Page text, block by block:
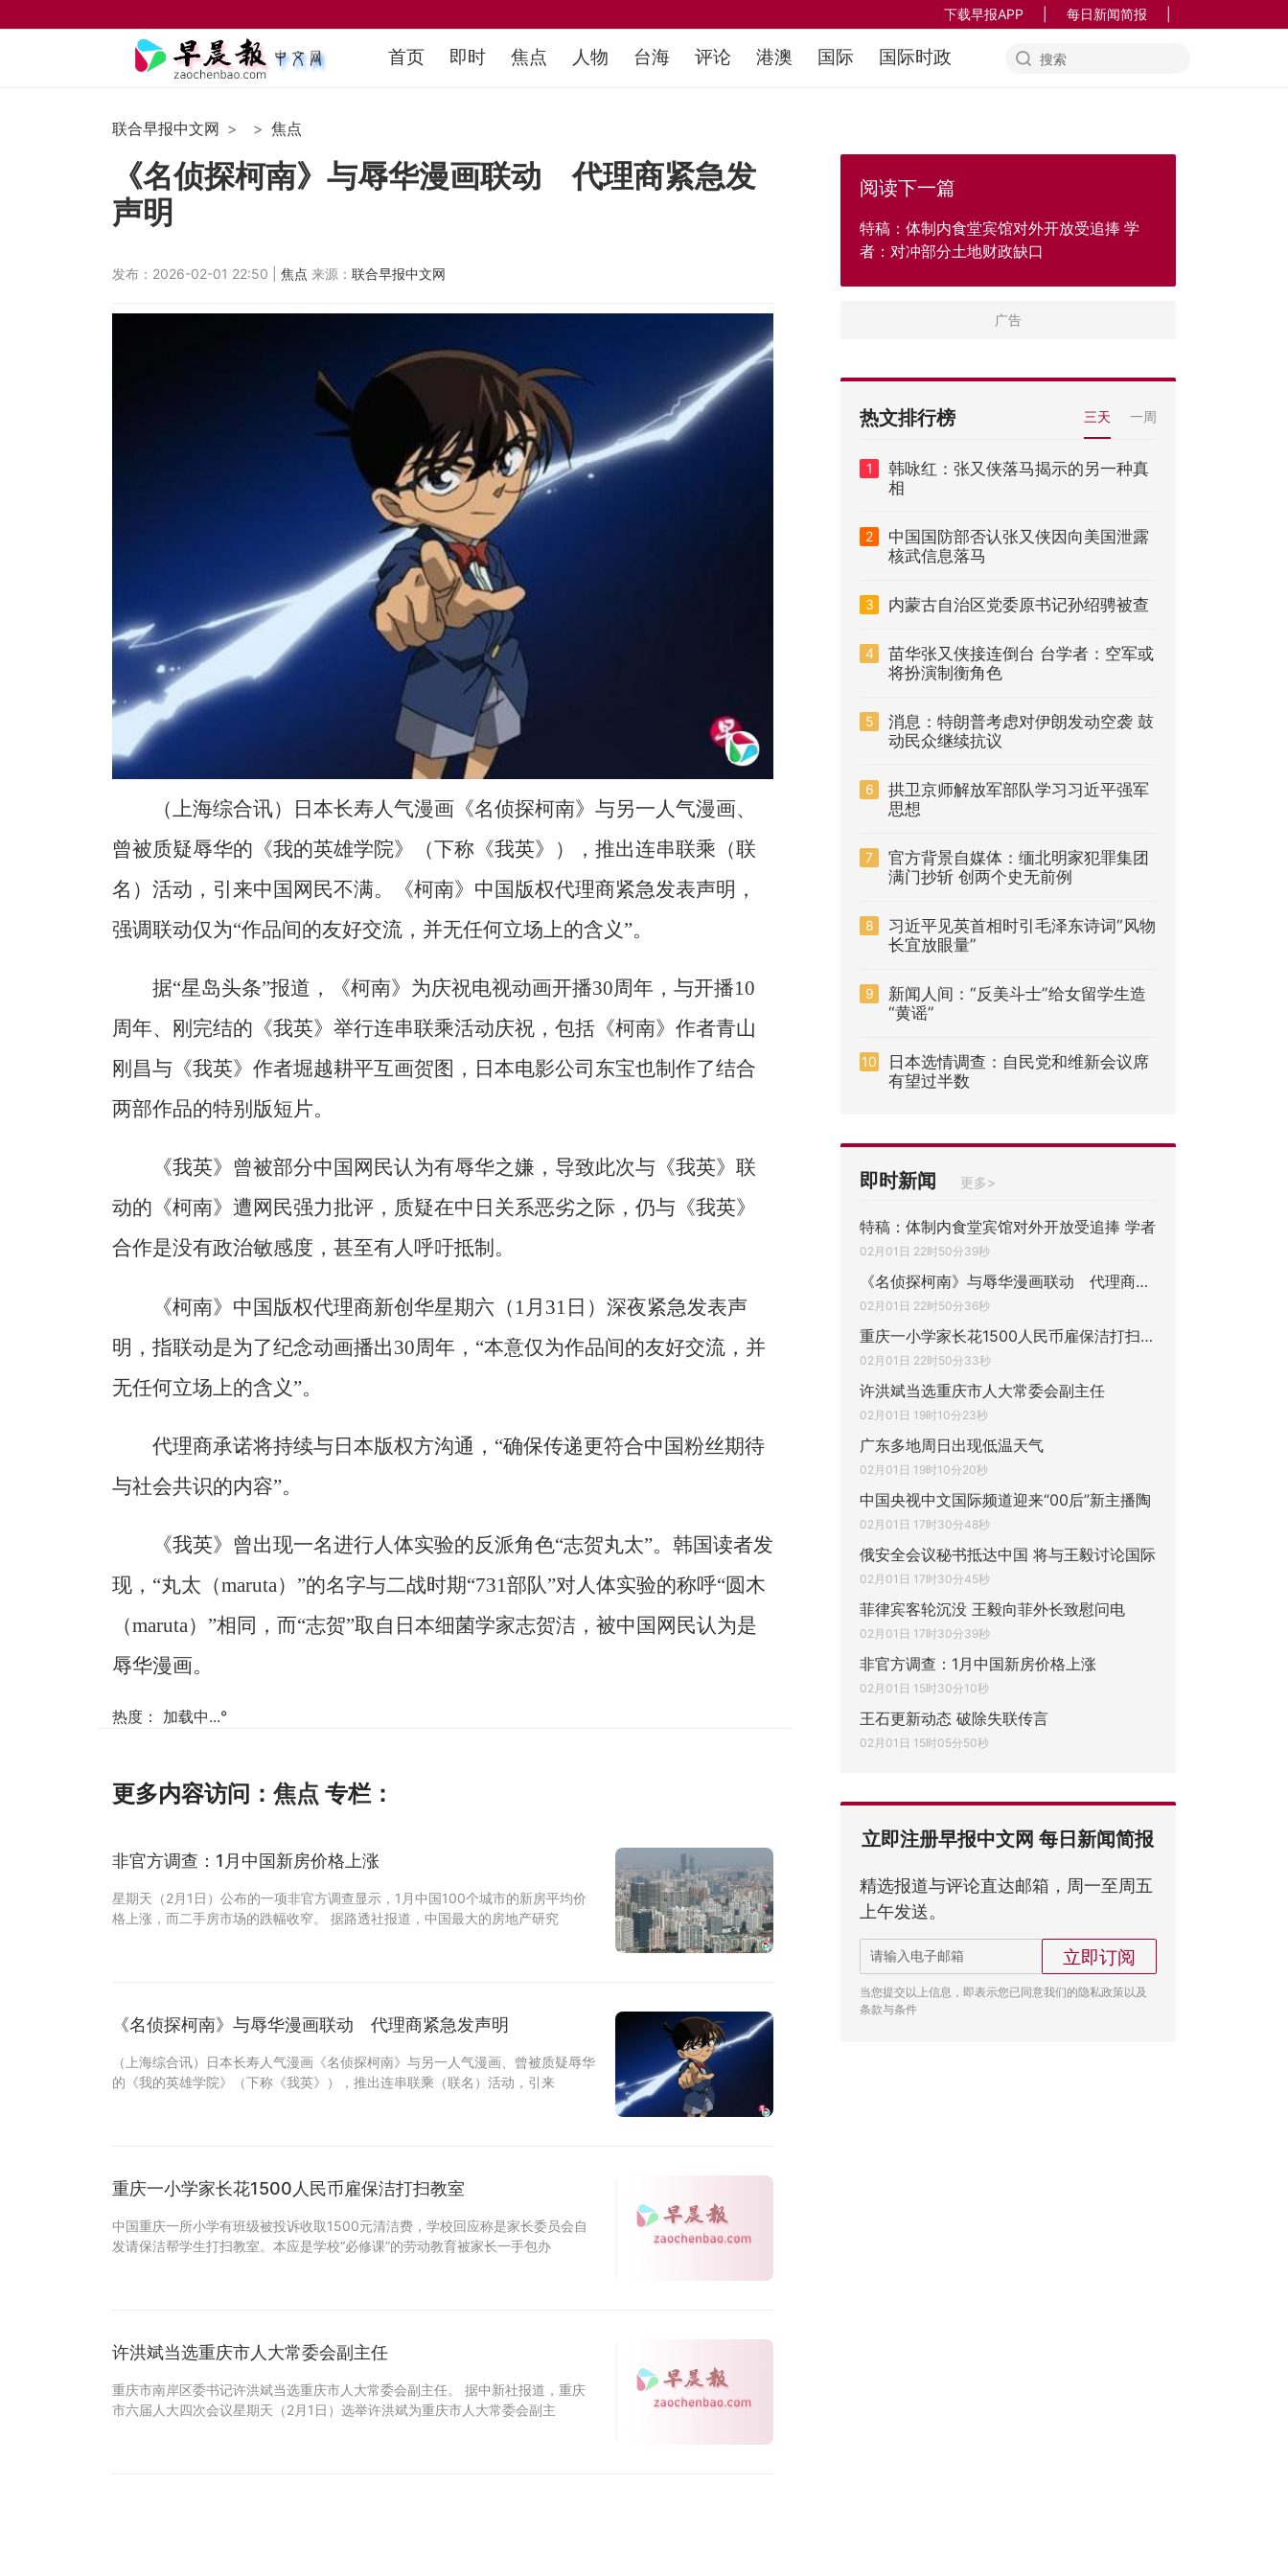
下载早报APP 每日新闻简报
首页 即时 焦点 人物 台海 评论 港澳 国际 国际时政
联合早报中文网 焦点
《名侦探柯南》与辱华漫画联动 代理商紧急发
声明
发布：2026-02-01 22:50 | 焦点 来源： 联合早报中文网
（上海综合讯）日本长寿人气漫画《名侦探柯南》与另一人气漫画、
曾被质疑辱华的《我的英雄学院》（下称《我英》），推出连串联乘（联
名）活动，引来中国网民不满。《柯南》中国版权代理商紧急发表声明，
强调联动仅为“作品间的友好交流，并无任何立场上的含义”。
据“星岛头条”报道，《柯南》为庆祝电视动画开播30周年，与开播10
周年、刚完结的《我英》举行连串联乘活动庆祝，包括《柯南》作者青山
刚昌与《我英》作者堀越耕平互画贺图，日本电影公司东宝也制作了结合
两部作品的特别版短片。
《我英》曾被部分中国网民认为有辱华之嫌，导致此次与《我英》联
动的《柯南》遭网民强力批评，质疑在中日关系恶劣之际，仍与《我英》
合作是没有政治敏感度，甚至有人呼吁抵制。
《柯南》中国版权代理商新创华星期六（1月31日）深夜紧急发表声
明，指联动是为了纪念动画播出30周年，“本意仅为作品间的友好交流，并
无任何立场上的含义”。
代理商承诺将持续与日本版权方沟通，“确保传递更符合中国粉丝期待
与社会共识的内容”。
《我英》曾出现一名进行人体实验的反派角色“志贺丸太”。韩国读者发
现，“丸太（maruta）”的名字与二战时期“731部队”对人体实验的称呼“圆木
（maruta）”相同，而“志贺”取自日本细菌学家志贺洁，被中国网民认为是
辱华漫画。
热度： 加载中...°
更多内容访问： 焦点 专栏：
非官方调查：1月中国新房价格上涨
星期天（2月1日）公布的一项非官方调查显示，1月中国100个城市的新房平均价
格上涨，而二手房市场的跌幅收窄。 据路透社报道，中国最大的房地产研究
《名侦探柯南》与辱华漫画联动 代理商紧急发声明
（上海综合讯）日本长寿人气漫画《名侦探柯南》与另一人气漫画、曾被质疑辱华
的《我的英雄学院》（下称《我英》），推出连串联乘（联名）活动，引来
重庆一小学家长花1500人民币雇保洁打扫教室
中国重庆一所小学有班级被投诉收取1500元清洁费，学校回应称是家长委员会自
发请保洁帮学生打扫教室。本应是学校“必修课”的劳动教育被家长一手包办
许洪斌当选重庆市人大常委会副主任
重庆市南岸区委书记许洪斌当选重庆市人大常委会副主任。 据中新社报道，重庆
市六届人大四次会议星期天（2月1日）选举许洪斌为重庆市人大常委会副主
阅读下一篇
特稿：体制内食堂宾馆对外开放受追捧 学
者：对冲部分土地财政缺口
热文排行榜 三天 一周
1
韩咏红：张又侠落马揭示的另一种真
相
2
中国国防部否认张又侠因向美国泄露
核武信息落马
3 内蒙古自治区党委原书记孙绍骋被查
4
苗华张又侠接连倒台 台学者：空军或
将扮演制衡角色
5
消息：特朗普考虑对伊朗发动空袭 鼓
动民众继续抗议
6
拱卫京师解放军部队学习习近平强军
思想
7
官方背景自媒体：缅北明家犯罪集团
满门抄斩 创两个史无前例
8
习近平见英首相时引毛泽东诗词“风物
长宜放眼量”
9
新闻人间：“反美斗士”给女留学生造
“黄谣”
10
日本选情调查：自民党和维新会议席
有望过半数
即时新闻 更多>
特稿：体制内食堂宾馆对外开放受追捧 学者
02月01日 22时50分39秒
《名侦探柯南》与辱华漫画联动 代理商紧急
02月01日 22时50分36秒
重庆一小学家长花1500人民币雇保洁打扫教室
02月01日 22时50分33秒
许洪斌当选重庆市人大常委会副主任
02月01日 19时10分23秒
广东多地周日出现低温天气
02月01日 19时10分20秒
中国央视中文国际频道迎来“00后”新主播陶
02月01日 17时30分48秒
俄安全会议秘书抵达中国 将与王毅讨论国际
02月01日 17时30分45秒
菲律宾客轮沉没 王毅向菲外长致慰问电
02月01日 17时30分39秒
非官方调查：1月中国新房价格上涨
02月01日 15时30分10秒
王石更新动态 破除失联传言
02月01日 15时05分50秒
立即注册早报中文网 每日新闻简报
精选报道与评论直达邮箱，周一至周五
上午发送。
立即订阅
当您提交以上信息，即表示您已同意我们的隐私政策以及
条款与条件